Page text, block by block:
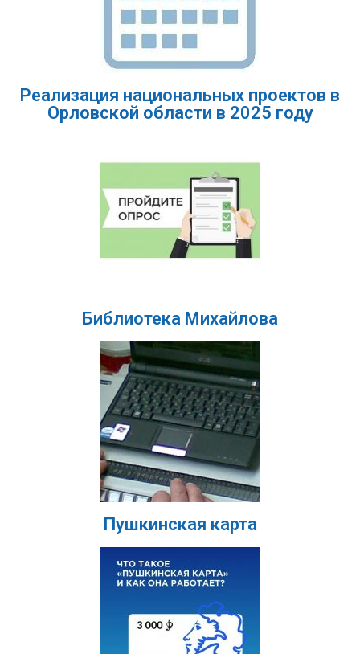
Реализация национальных проектов в
Орловской области в 2025 году
Библиотека Михайлова
Пушкинская карта